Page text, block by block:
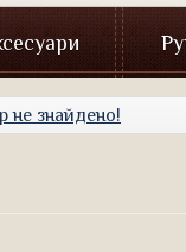
не знайдено!